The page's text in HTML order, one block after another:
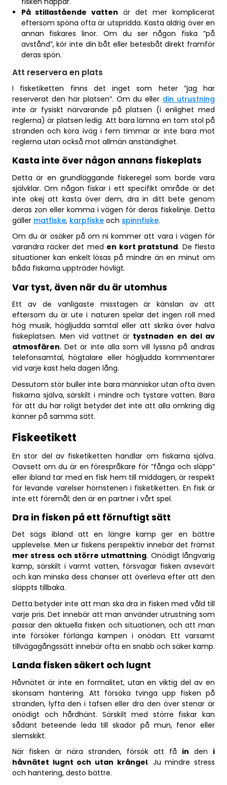
På stillastående vatten är det mer komplicerat
eftersom spöna ofta är utspridda. Kasta aldrig över en
annan fiskares linor. Om du ser någon fiska ”på
avstånd”, kör inte din båt eller betesbåt direkt framför
deras spön.
Att reservera en plats
I fisketiketten finns det inget som heter ”jag har
reserverat den här platsen”. Om du eller din utrustning
inte är fysiskt närvarande på platsen (i enlighet med
reglerna) är platsen ledig. Att bara lämna en tom stol på
stranden och köra iväg i fem timmar är inte bara mot
reglerna utan också mot allmän anständighet.
Kasta inte över någon annans fiskeplats
Detta är en grundläggande fiskeregel som borde vara
självklar. Om någon fiskar i ett specifikt område är det
inte okej att kasta över dem, dra in ditt bete genom
deras zon eller komma i vägen för deras fiskelinje. Detta
gäller matfiske, karpfiske och spinnfiske.
Om du är osäker på om ni kommer att vara i vägen för
varandra räcker det med en kort pratstund. De flesta
situationer kan enkelt lösas på mindre än en minut om
båda fiskarna uppträder hövligt.
Var tyst, även när du är utomhus
Ett av de vanligaste misstagen är känslan av att
eftersom du är ute i naturen spelar det ingen roll med
hög musik, högljudda samtal eller att skrika över halva
fiskeplatsen. Men vid vattnet är tystnaden en del av
atmosfären. Det är inte alla som vill lyssna på andras
telefonsamtal, högtalare eller högljudda kommentarer
vid varje kast hela dagen lång.
Dessutom stör buller inte bara människor utan ofta även
fiskarna själva, särskilt i mindre och tystare vatten. Bara
för att du har roligt betyder det inte att alla omkring dig
känner på samma sätt.
Fiskeetikett
En stor del av fisketiketten handlar om fiskarna själva.
Oavsett om du är en förespråkare för ”fånga och släpp”
eller ibland tar med en fisk hem till middagen, är respekt
för levande varelser hörnstenen i fisketiketten. En fisk är
inte ett föremål; den är en partner i vårt spel.
Dra in fisken på ett förnuftigt sätt
Det sägs ibland att en längre kamp ger en bättre
upplevelse. Men ur fiskens perspektiv innebär det främst
mer stress och större utmattning. Onödigt långvarig
kamp, särskilt i varmt vatten, försvagar fisken avsevärt
och kan minska dess chanser att överleva efter att den
släppts tillbaka.
Detta betyder inte att man ska dra in fisken med våld till
varje pris. Det innebär att man använder utrustning som
passar den aktuella fisken och situationen, och att man
inte försöker förlänga kampen i onödan. Ett varsamt
tillvägagångssätt innebär ofta en snabb och säker kamp.
Landa fisken säkert och lugnt
Håvnätet är inte en formalitet, utan en viktig del av en
skonsam hantering. Att försöka tvinga upp fisken på
stranden, lyfta den i tafsen eller dra den över stenar är
onödigt och hårdhänt. Särskilt med större fiskar kan
sådant beteende leda till skador på mun, fenor eller
slemskikt.
När fisken är nära stranden, försök att få in den i
håvnätet lugnt och utan krångel. Ju mindre stress
och hantering, desto bättre.